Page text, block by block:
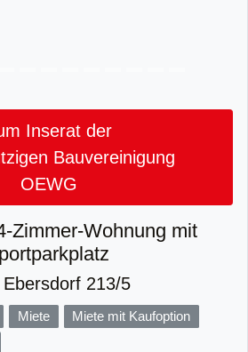
Inserat der
Bauvereinigung
OEWG
Zimmer-Wohnung mit
213/5
Miete
Miete mit Kaufoption